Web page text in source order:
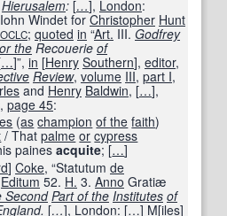
Hierusalem: […], London:
Iohn Windet for Christopher Hunt
; quoted in “Art. III. Godfrey
or the Recouerie of
…]”, in [Henry Southern], editor,
Review, volume III, part I,
and Henry Baldwin, […],
, page 45:
(as champion of the faith)
/ Thatpalme or cypress
painesacquite; […]
] Coke, “Statutum de
Editum 52. H. 3. Anno Gratiæ
SecondPart of the Institutes of
[…], London: […] M[iles]